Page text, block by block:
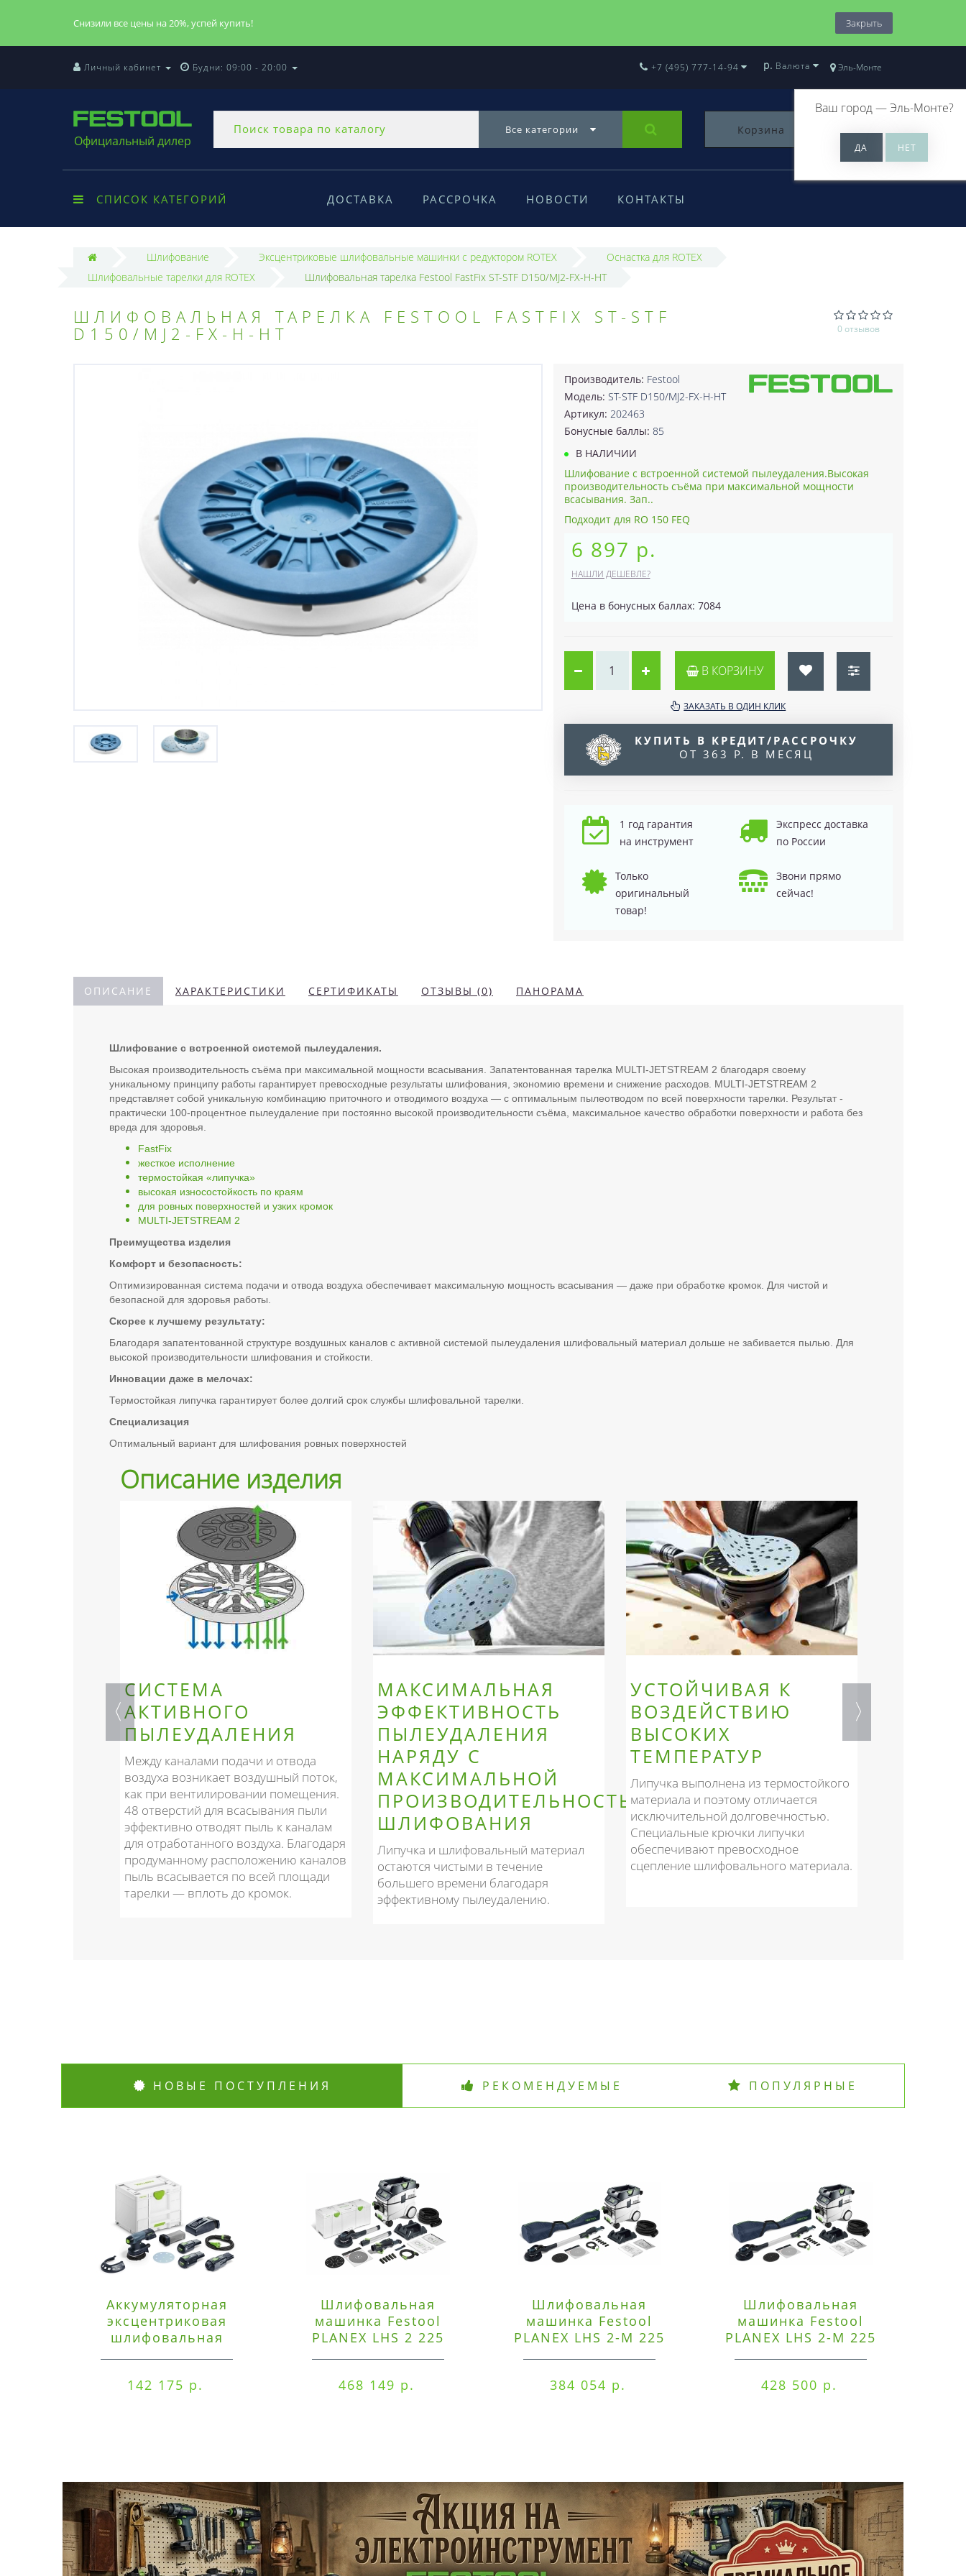
Снизили все цены на 20%, успей купить! Закрыть
Личный кабинет Будни: 09:00 - 20:00 Эль-Монте
Ваш город —Эль-Монте?
+7 (495) 777-14-94 р. Валюта
Официальный дилер
Все категории Корзина 0
СПИСОК КАТЕГОРИЙ ДОСТАВКА РАССРОЧКА НОВОСТИ КОНТАКТЫ
Шлифование Эксцентриковые шлифовальные машинки с редуктором ROTEX
Оснастка для ROTEX
Шлифовальные тарелки для ROTEX
Шлифовальная тарелка Festool FastFix ST-STF D150/MJ2-FX-H-HT
ШЛИФОВАЛЬНАЯ ТАРЕЛКА FESTOOL FASTFIX ST-STF
D150/MJ2-FX-H-HT
0 отзывов
Производитель: Festool
Модель: ST-STF D150/MJ2-FX-H-HT
Артикул: 202463
Бонусные баллы: 85
В НАЛИЧИИ
Шлифование с встроенной системой пылеудаления.Высокая
производительность съёма при максимальной мощности
всасывания. Зап..
Подходит для RO 150 FEQ
6 897 р.
НАШЛИ ДЕШЕВЛЕ?
Цена в бонусных баллах: 7084
В КОРЗИНУ
ЗАКАЗАТЬ В ОДИН КЛИК
КУПИТЬ В КРЕДИТ/РАССРОЧКУ
ОТ 363 Р. В МЕСЯЦ
1 год гарантия
на инструмент
Экспресс доставка
по России
Только
оригинальный
товар!
Звони прямо
сейчас!
ОПИСАНИЕ ХАРАКТЕРИСТИКИ СЕРТИФИКАТЫ ОТЗЫВЫ (0) ПАНОРАМА
Шлифование с встроенной системой пылеудаления.
Высокая производительность съёма при максимальной мощности всасывания. Запатентованная тарелка MULTI-JETSTREAM 2 благодаря своему
уникальному принципу работы гарантирует превосходные результаты шлифования, экономию времени и снижение расходов. MULTI-JETSTREAM 2
представляет собой уникальную комбинацию приточного и отводимого воздуха — с оптимальным пылеотводом по всей поверхности тарелки. Результат -
практически 100-процентное пылеудаление при постоянно высокой производительности съёма, максимальное качество обработки поверхности и работа без
вреда для здоровья.
FastFix
жесткое исполнение
термостойкая «липучка»
высокая износостойкость по краям
для ровных поверхностей и узких кромок
MULTI-JETSTREAM 2
Преимущества изделия
Комфорт и безопасность:
Оптимизированная система подачи и отвода воздуха обеспечивает максимальную мощность всасывания — даже при обработке кромок. Для чистой и
безопасной для здоровья работы.
Скорее к лучшему результату:
Благодаря запатентованной структуре воздушных каналов с активной системой пылеудаления шлифовальный материал дольше не забивается пылью. Для
высокой производительности шлифования и стойкости.
Инновации даже в мелочах:
Термостойкая липучка гарантирует более долгий срок службы шлифовальной тарелки.
Специализация
Оптимальный вариант для шлифования ровных поверхностей
Описание изделия
СИСТЕМА
АКТИВНОГО
ПЫЛЕУДАЛЕНИЯ
Между каналами подачи и отвода
воздуха возникает воздушный поток,
как при вентилировании помещения.
48 отверстий для всасывания пыли
эффективно отводят пыль к каналам
для отработанного воздуха. Благодаря
продуманному расположению каналов
пыль всасывается по всей площади
тарелки — вплоть до кромок.
МАКСИМАЛЬНАЯ
ЭФФЕКТИВНОСТЬ
ПЫЛЕУДАЛЕНИЯ
НАРЯДУ С
МАКСИМАЛЬНОЙ
ПРОИЗВОДИТЕЛЬНОСТЬЮ
ШЛИФОВАНИЯ
Липучка и шлифовальный материал
остаются чистыми в течение
большего времени благодаря
эффективному пылеудалению.
УСТОЙЧИВАЯ К
ВОЗДЕЙСТВИЮ
ВЫСОКИХ
ТЕМПЕРАТУР
Липучка выполнена из термостойкого
материала и поэтому отличается
исключительной долговечностью.
Специальные крючки липучки
обеспечивают превосходное
сцепление шлифовального материала.
НОВЫЕ ПОСТУПЛЕНИЯ РЕКОМЕНДУЕМЫЕ ПОПУЛЯРНЫЕ
Аккумуляторная
эксцентриковая
шлифовальная
142 175 р.
Шлифовальная
машинка Festool
PLANEX LHS 2 225
468 149 р.
Шлифовальная
машинка Festool
PLANEX LHS 2-M 225
384 054 р.
Шлифовальная
машинка Festool
PLANEX LHS 2-M 225
428 500 р.